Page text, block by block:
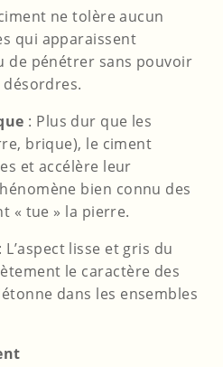
ne tolère aucun
qui apparaissent
de pénétrer sans pouvoir
: Plus dur que les
brique), le ciment
et accélère leur
bien connu des
« tue » la pierre.
: L’aspect lisse et gris du
le caractère des
dans les ensembles